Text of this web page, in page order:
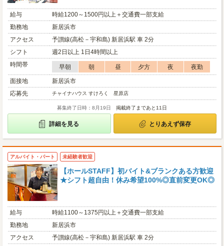
給与
時給1200～1500円以上＋交通費一部支給
勤務地
新居浜市
アクセス
予讃線(高松－宇和島) 新居浜駅 車 2分
シフト
週2日以上 1日4時間以上
時間帯
早朝 朝 昼 夕方 夜
夜勤
面接地
新居浜市
応募先
チャイナハウス すけろく 星原店
募集終了日時：8月19日 掲載終了まであと11日
詳細を見る とりあえず保存
アルバイト・パート 未経験者歓迎
【ホールSTAFF】初バイト&ブランクある方歓迎
★シフト超自由！休み希望100%◎直前変更OK◎
給与
時給1100～1375円以上＋交通費一部支給
勤務地
新居浜市
アクセス
予讃線(高松－宇和島) 新居浜駅 車 2分